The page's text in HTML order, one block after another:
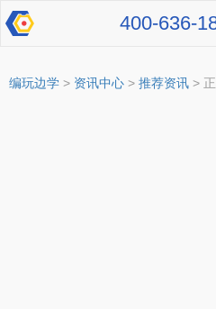
400-636-
编玩边学 > 资讯中心 > 推荐资讯 >